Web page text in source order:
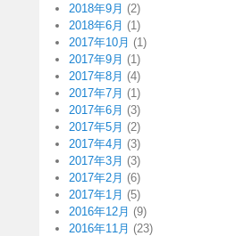
2018年9月 (2)
2018年6月 (1)
2017年10月 (1)
2017年9月 (1)
2017年8月 (4)
2017年7月 (1)
2017年6月 (3)
2017年5月 (2)
2017年4月 (3)
2017年3月 (3)
2017年2月 (6)
2017年1月 (5)
2016年12月 (9)
2016年11月 (23)